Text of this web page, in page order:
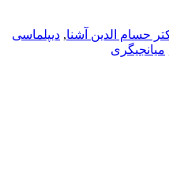
حسام الدین آشنا, دیپلماسی
میانجیگری